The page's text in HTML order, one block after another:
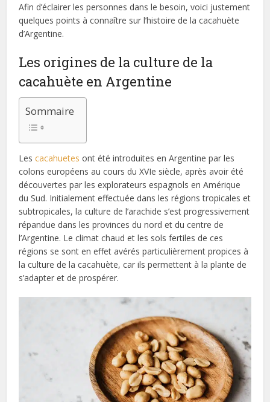
Afin d’éclairer les personnes dans le besoin, voici justement
quelques points à connaître sur l’histoire de la cacahuète
d’Argentine.
Les origines de la culture de la
cacahuète en Argentine
Sommaire
Lescacahuetes ont été introduites en Argentine par les
colons européens au cours du XVIe siècle, après avoir été
découvertes par les explorateurs espagnols en Amérique
du Sud. Initialement effectuée dans les régions tropicales et
subtropicales, la culture de l’arachide s’est progressivement
répandue dans les provinces du nord et du centre de
l’Argentine. Le climat chaud et les sols fertiles de ces
régions se sont en effet avérés particulièrement propices à
la culture de la cacahuète, car ils permettent à la plante de
s’adapter et de prospérer.